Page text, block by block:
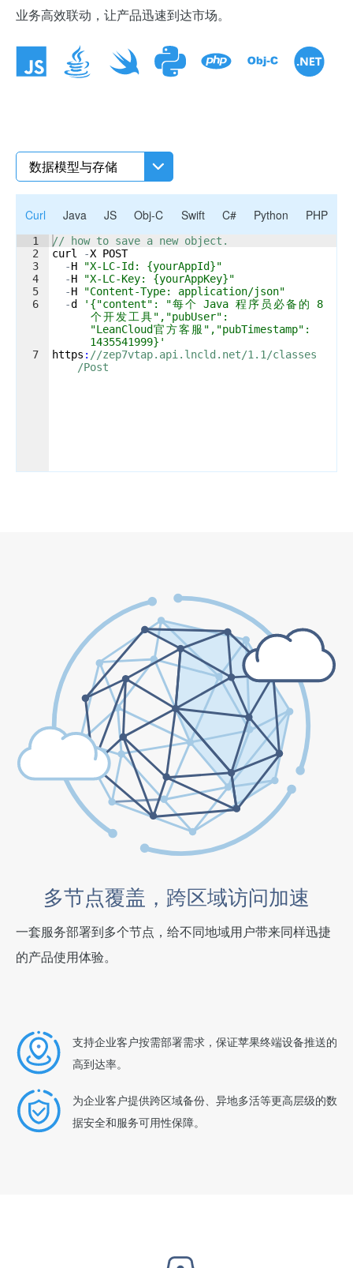
业务高效联动，让产品迅速到达市场。
Curl Java JS Obj-C Swift C# Python PHP
1
2
3
4
5
6
7
// how to save a new object.
curl
-X POST
-H
"X-LC-Id: {yourAppId}"
-H
"X-LC-Key: {yourAppKey}"
-H
"Content-Type: application/json"
-d '{"content": "每个 Java 程 序 员 必备 的
8
个开发工具","pubUser":
"LeanCloud官方客 服 ","pubTimestamp":
1435541999}'
https : //zep7vtap.api.lncld.net/1.1/classes
/Post
多节点覆盖，跨区域访问加速
一套服务部署到多个节点，给不同地域用户带来同样迅捷
的产品使用体验。
支持企业客户按需部署需求，保证苹果终端设备推送的
高到达率。
为企业客户提供跨区域备份、异地多活等更高层级的数
据安全和服务可用性保障。